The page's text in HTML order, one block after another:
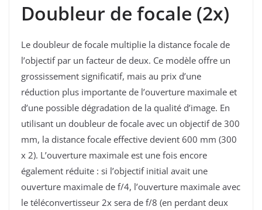
Doubleur de focale (2x)
Le doubleur de focale multiplie la distance focale de
l’objectif par un facteur de deux. Ce modèle offre un
grossissement significatif, mais au prix d’une
réduction plus importante de l’ouverture maximale et
d’une possible dégradation de la qualité d’image. En
utilisant un doubleur de focale avec un objectif de 300
mm, la distance focale effective devient 600 mm (300
x 2). L’ouverture maximale est une fois encore
également réduite : si l’objectif initial avait une
ouverture maximale de f/4, l’ouverture maximale avec
le téléconvertisseur 2x sera de f/8 (en perdant deux